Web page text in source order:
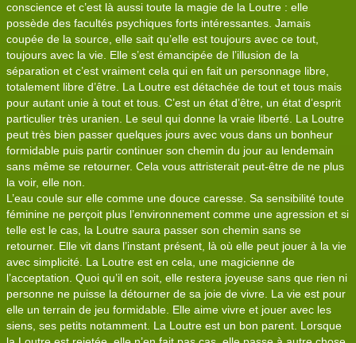
conscience et c’est là aussi toute la magie de la Loutre : elle
possède des facultés psychiques forts intéressantes. Jamais
coupée de la source, elle sait qu’elle est toujours avec ce tout,
toujours avec la vie. Elle s’est émancipée de l’illusion de la
séparation et c’est vraiment cela qui en fait un personnage libre,
totalement libre d’être. La Loutre est détachée de tout et tous mais
pour autant unie à tout et tous. C’est un état d’être, un état d’esprit
particulier très uranien. Le seul qui donne la vraie liberté. La Loutre
peut très bien passer quelques jours avec vous dans un bonheur
formidable puis partir continuer son chemin du jour au lendemain
sans même se retourner. Cela vous attristerait peut-être de ne plus
la voir, elle non.
L’eau coule sur elle comme une douce caresse. Sa sensibilité toute
féminine ne perçoit plus l’environnement comme une agression et si
telle est le cas, la Loutre saura passer son chemin sans se
retourner. Elle vit dans l’instant présent, là où elle peut jouer à la vie
avec simplicité. La Loutre est en cela, une magicienne de
l’acceptation. Quoi qu’il en soit, elle restera joyeuse sans que rien ni
personne ne puisse la détourner de sa joie de vivre. La vie est pour
elle un terrain de jeu formidable. Elle aime vivre et jouer avec les
siens, ses petits notamment. La Loutre est un bon parent. Lorsque